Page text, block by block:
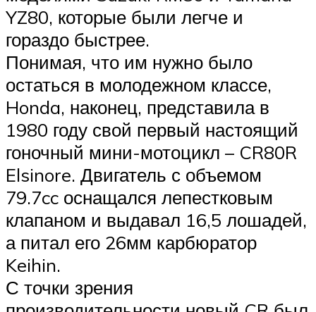
YZ80, которые были легче и
гораздо быстрее.
Понимая, что им нужно было
остаться в молодежном классе,
Honda, наконец, представила в
1980 году свой первый настоящий
гоночный мини-мотоцикл – CR80R
Elsinore. Двигатель с объемом
79.7cc оснащался лепестковым
клапаном и выдавал 16,5 лошадей,
а питал его 26мм карбюратор
Keihin.
С точки зрения